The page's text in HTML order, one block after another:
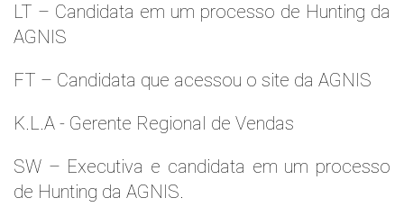
LT – Candidata em um processo de Hunting da
AGNIS
FT – Candidata que acessou o site da AGNIS
K.L.A - Gerente Regional de Vendas
SW – Executiva e candidata em um processo
de Hunting da AGNIS.